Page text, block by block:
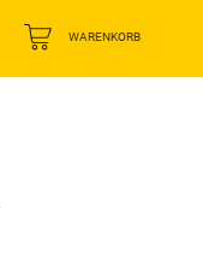
WARENKORB